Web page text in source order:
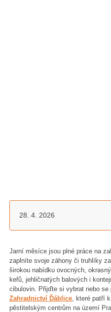
28. 4. 2026
Jarní měsíce jsou plné práce na
zaplníte svoje záhony či truhlíky
širokou nabídku ovocných,
keřů, jehličnatých balových i
cibulovin. Přijďte si vybrat nebo
Zahradnictví Ďáblice, které patří
pěstitelským centrům na území